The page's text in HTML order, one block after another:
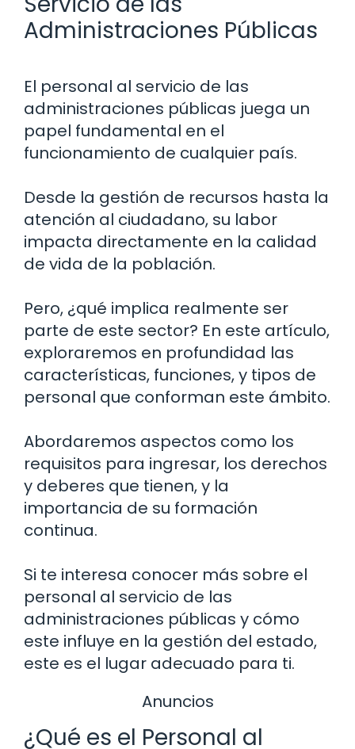
Administraciones Públicas
El personal al servicio de las
administraciones públicas juega un
papel fundamental en el
funcionamiento de cualquier país.
Desde la gestión de recursos hasta la
atención al ciudadano, su labor
impacta directamente en la calidad
de vida de la población.
Pero, ¿qué implica realmente ser
parte de este sector? En este artículo,
exploraremos en profundidad las
características, funciones, y tipos de
personal que conforman este ámbito.
Abordaremos aspectos como los
requisitos para ingresar, los derechos
y deberes que tienen, y la
importancia de su formación
continua.
Si te interesa conocer más sobre el
personal al servicio de las
administraciones públicas y cómo
este influye en la gestión del estado,
este es el lugar adecuado para ti.
Anuncios
¿Qué es el Personal al